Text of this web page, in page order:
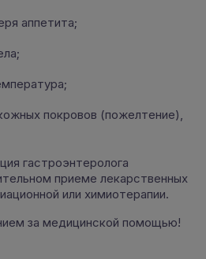
аппетита;
покровов (пожелтение),
гастроэнтеролога
приеме лекарственных
или химиотерапии.
за медицинской помощью!